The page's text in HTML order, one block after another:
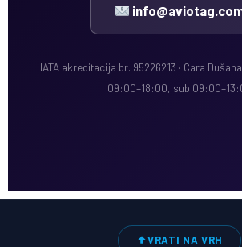
IATA akreditacija br. 95226213 · Cara
09:00–18:00, sub
VRATI NA VRH